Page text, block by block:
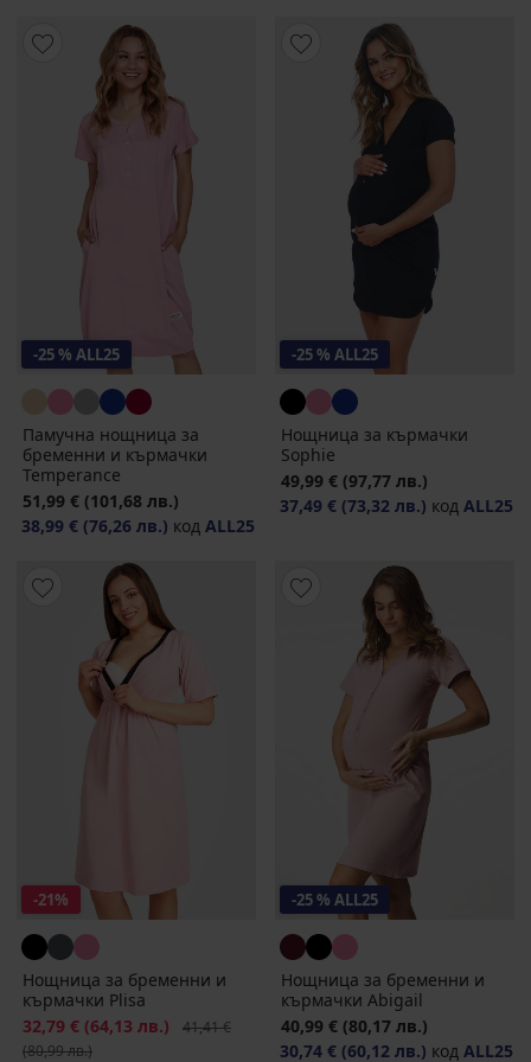
-25 % ALL25
Памучна нощница за
бременни и кърмачки
Temperance
51,99 € (101,68 лв.)
38,99 € (76,26 лв.) код ALL25
-25 % ALL25
Нощница за кърмачки
Sophie
49,99 € (97,77 лв.)
37,49 € (73,32 лв.) код ALL25
-21%
Нощница за бременни и
кърмачки Plisa
Намаление
32,79 € (64,13 лв.) Първоначална цена
41,41 €
(80,99 лв.)
-25 % ALL25
Нощница за бременни и
кърмачки Abigail
40,99 € (80,17 лв.)
30,74 € (60,12 лв.) код ALL25